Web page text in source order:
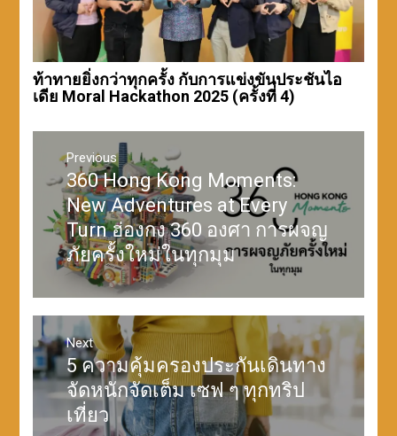
ท้าทายยิ่งกว่าทุกครั้ง กับการแข่งขันประชันไอ
เดีย Moral Hackathon 2025 (ครั้งที่ 4)
แนะแนว
เรื่องPrevious
Previous
post:
360 Hong Kong Moments:
New Adventures at Every
Turn ฮ่องกง 360 องศา การผจญ
ภัยครั้งใหม่ในทุกมุม
Next
Next
post:
5 ความคุ้มครองประกันเดินทาง
จัดหนักจัดเต็ม เซฟ ๆ ทุกทริป
เที่ยว